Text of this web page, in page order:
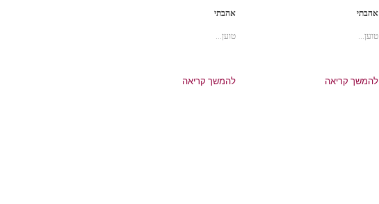
אהבתי
טוען...
להמשך קריאה
אהבתי
טוען...
להמשך קריאה